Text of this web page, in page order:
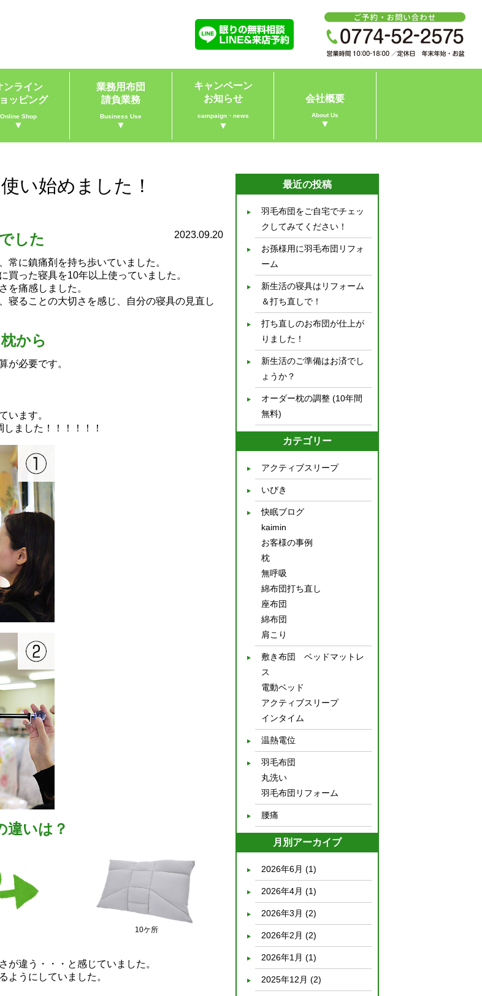
ンライン
ッピング
Online Shop
▼
業務用布団
請負業務
Business Use
▼
キャンペーン
お知らせ
campaign・news
▼
会社概要
About Us
▼
い始めました！
2023.09.20
した
常に鎮痛剤を持ち歩いていました。
買った寝具を10年以上使っていました。
を痛感しました。
寝ることの大切さを感じ、自分の寝具の見直し
から
が必要です。
います。
ました！！！！！！
違いは？
10ケ所
が違う・・・と感じていました。
ようにしていました。
最近の投稿
羽毛布団をご自宅でチェッ
クしてみてください！
お孫様用に羽毛布団リフォ
ーム
新生活の寝具はリフォーム
＆打ち直しで！
打ち直しのお布団が仕上が
りました！
新生活のご準備はお済でし
ょうか？
オーダー枕の調整 (10年間
無料)
カテゴリー
アクティブスリープ
いびき
快眠ブログ
kaimin
お客様の事例
枕
無呼吸
綿布団打ち直し
座布団
綿布団
肩こり
敷き布団 ベッドマットレ
ス
電動ベッド
アクティブスリープ
インタイム
温熱電位
羽毛布団
丸洗い
羽毛布団リフォーム
腰痛
月別アーカイブ
2026年6月 (1)
2026年4月 (1)
2026年3月 (2)
2026年2月 (2)
2026年1月 (1)
2025年12月 (2)